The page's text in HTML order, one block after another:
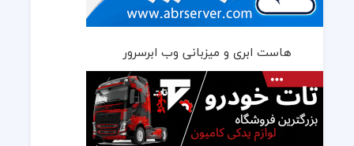
هاست ابری و میزبانی وب ابرسرور